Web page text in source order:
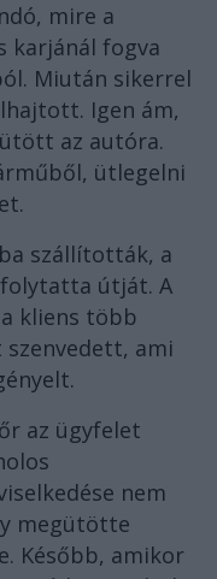
mire a
karjánál fogva
Miután sikerrel
Igen ám,
az autóra.
ütlegelni
szállították, a
útját. A
kliens több
ami
az ügyfelet
nem
megütötte
Később, amikor